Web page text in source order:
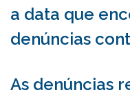
a data que
denúncias
As denúncias